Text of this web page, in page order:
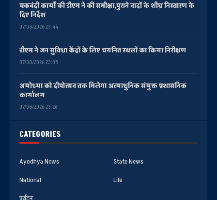
CATEGORIES
Ayodhya News
State News
National
Life
चकबंदी कार्यों की डीएम ने की समीक्षा,पुराने वादों के शीघ्र निस्तारण के
दिए निर्देश
07/08/2026 23:44
डीएम ने जन सुविधा केंद्रों के लिए चयनित स्थलों का किया निरीक्षण
07/08/2026 23:35
अयोध्या को दीपोत्सव तक मिलेगा अत्याधुनिक संयुक्त प्रशासनिक
कार्यालय
07/08/2026 23:26